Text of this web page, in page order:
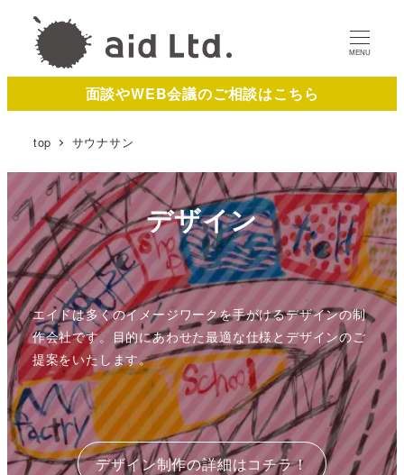
MENU
面談やWEB会議のご相談はこちら
top サウナサン
デザイン
エイドは多くのイメージワークを手がけるデザインの制
作会社です。目的にあわせた最適な仕様とデザインのご
提案をいたします。
デザイン制作の詳細はコチラ！